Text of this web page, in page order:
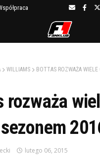
WILLIAMS
BOTTAS ROZWAŻA
rozważa
lutego 06, 2015